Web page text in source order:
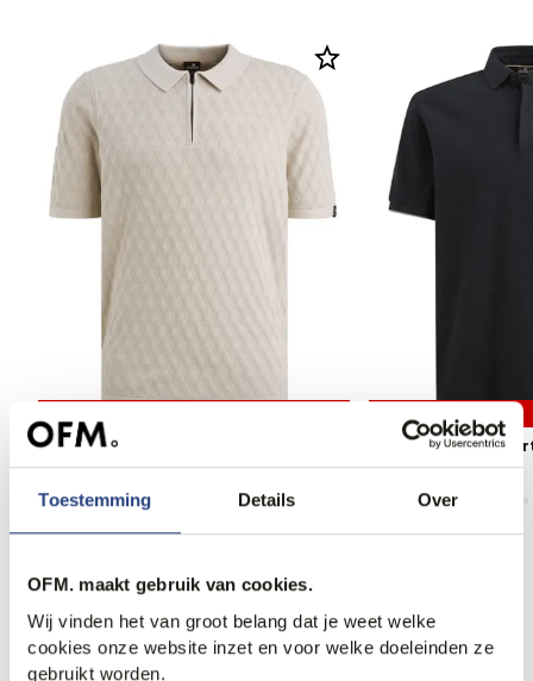
Toestemming Details Over
OFM. maakt gebruik van cookies.
Wij vinden het van groot belang dat je weet welke
cookies onze website inzet en voor welke doeleinden ze
gebruikt worden.
Vanguard Polo
99,99
69,95
Vanguard Polo
89,99
62,95
Anderen bekeken ook